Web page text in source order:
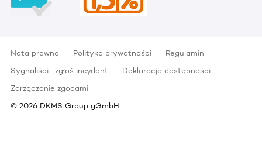
Nota prawna Polityka prywatności
Regulamin
Sygnaliści- zgłoś incydent
Deklaracja dostępności
Zarządzanie zgodami
© 2026 DKMS Group gGmbH